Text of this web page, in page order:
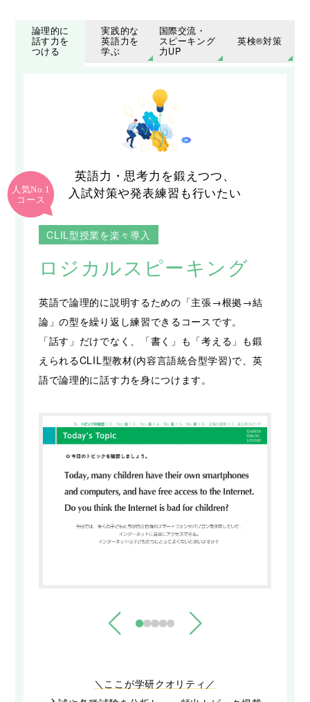
論理的に
話す力を
つける
実践的な
英語力を
学ぶ
国際交流・
スピーキング
力UP
英検®対策
英語力・思考力を鍛えつつ、
入試対策や発表練習も行いたい
人気No.1
コース
CLIL型授業を楽々導入
ロジカルスピーキング
英語で論理的に説明するための「主張→根拠→結
論」の型を繰り返し練習できるコースです。
「話す」だけでなく、「書く」も「考える」も鍛
えられるCLIL型教材(内容言語統合型学習)で、英
語で論理的に話す力を身につけます。
＼ここが学研クオリティ／